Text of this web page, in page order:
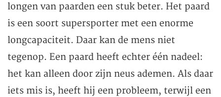
longen van paarden een stuk beter. Het paard
is een soort supersporter met een enorme
longcapaciteit. Daar kan de mens niet
tegenop. Een paard heeft echter één nadeel:
het kan alleen door zijn neus ademen. Als daar
iets mis is, heeft hij een probleem, terwijl een